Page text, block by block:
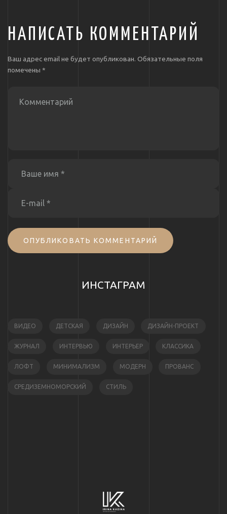
НАПИСАТЬ КОММЕНТАРИЙ
Ваш адрес email не будет опубликован. Обязательные поля
помечены *
ОПУБЛИКОВАТЬ КОММЕНТАРИЙ
ИНСТАГРАМ
ВИДЕО ДЕТСКАЯ ДИЗАЙН ДИЗАЙН-ПРОЕКТ
ЖУРНАЛ ИНТЕРВЬЮ ИНТЕРЬЕР КЛАССИКА
ЛОФТ МИНИМАЛИЗМ МОДЕРН ПРОВАНС
СРЕДИЗЕМНОМОРСКИЙ СТИЛЬ